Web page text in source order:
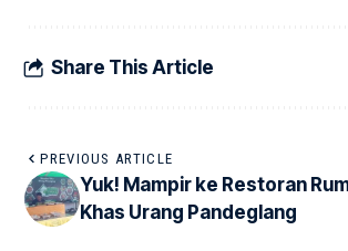
Share This Article
PREVIOUS ARTICLE
Yuk! Mampir ke Restoran
Khas Urang Pandeglang